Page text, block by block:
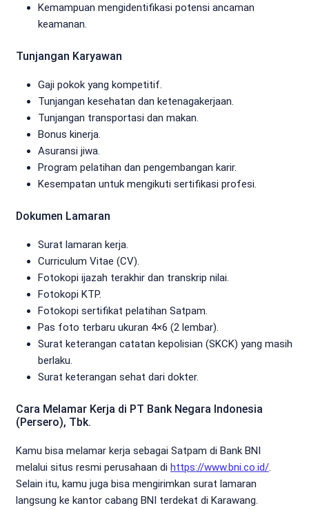
Kemampuan mengidentifikasi potensi ancaman
keamanan.
Tunjangan Karyawan
Gaji pokok yang kompetitif.
Tunjangan kesehatan dan ketenagakerjaan.
Tunjangan transportasi dan makan.
Bonus kinerja.
Asuransi jiwa.
Program pelatihan dan pengembangan karir.
Kesempatan untuk mengikuti sertifikasi profesi.
Dokumen Lamaran
Surat lamaran kerja.
Curriculum Vitae (CV).
Fotokopi ijazah terakhir dan transkrip nilai.
Fotokopi KTP.
Fotokopi sertifikat pelatihan Satpam.
Pas foto terbaru ukuran 4×6 (2 lembar).
Surat keterangan catatan kepolisian (SKCK) yang masih
berlaku.
Surat keterangan sehat dari dokter.
Cara Melamar Kerja di PT Bank Negara Indonesia
(Persero), Tbk.
Kamu bisa melamar kerja sebagai Satpam di Bank BNI
melalui situs resmi perusahaan di https://www.bni.co.id/.
Selain itu, kamu juga bisa mengirimkan surat lamaran
langsung ke kantor cabang BNI terdekat di Karawang.